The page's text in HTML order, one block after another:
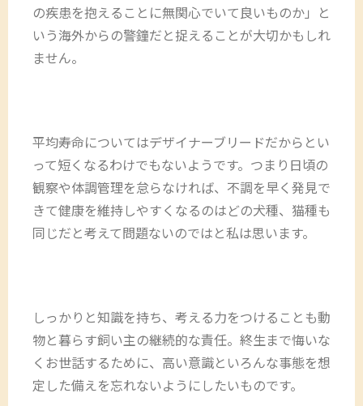
の疾患を抱えることに無関心でいて良いものか」と
いう海外からの警鐘だと捉えることが大切かもしれ
ません。
平均寿命についてはデザイナーブリードだからとい
って短くなるわけでもないようです。つまり日頃の
観察や体調管理を怠らなければ、不調を早く発見で
きて健康を維持しやすくなるのはどの犬種、猫種も
同じだと考えて問題ないのではと私は思います。
しっかりと知識を持ち、考える力をつけることも動
物と暮らす飼い主の継続的な責任。終生まで悔いな
くお世話するために、高い意識といろんな事態を想
定した備えを忘れないようにしたいものです。